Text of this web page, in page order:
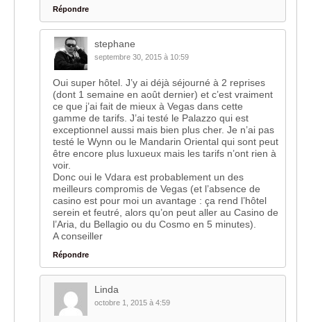
Répondre
stephane
septembre 30, 2015 à 10:59
Oui super hôtel. J’y ai déjà séjourné à 2 reprises
(dont 1 semaine en août dernier) et c’est vraiment
ce que j’ai fait de mieux à Vegas dans cette
gamme de tarifs. J’ai testé le Palazzo qui est
exceptionnel aussi mais bien plus cher. Je n’ai pas
testé le Wynn ou le Mandarin Oriental qui sont peut
être encore plus luxueux mais les tarifs n’ont rien à
voir.
Donc oui le Vdara est probablement un des
meilleurs compromis de Vegas (et l’absence de
casino est pour moi un avantage : ça rend l’hôtel
serein et feutré, alors qu’on peut aller au Casino de
l’Aria, du Bellagio ou du Cosmo en 5 minutes).
A conseiller
Répondre
Linda
octobre 1, 2015 à 4:59